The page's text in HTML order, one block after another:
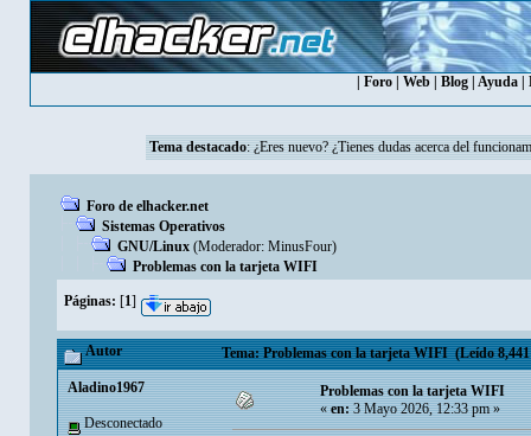
Foro Web Blog Ayuda
Tema destacado: ¿Eres nuevo? ¿Tienes dudas acerca del
Foro de elhacker.net
Sistemas Operativos
GNU/Linux (Moderador: MinusFour)
Problemas con la tarjeta WIFI
Páginas: [1]
Autor Tema: Problemas con la tarjeta WIFI (Leído 8,441
Aladino1967
Desconectado
Problemas con la tarjeta WIFI
«en:3 Mayo 2026, 12:33 pm »